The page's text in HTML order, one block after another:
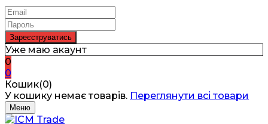
Уже маю акаунт
0
0
Кошик(0)
У кошику немає товарів. Переглянути всі товари
Меню